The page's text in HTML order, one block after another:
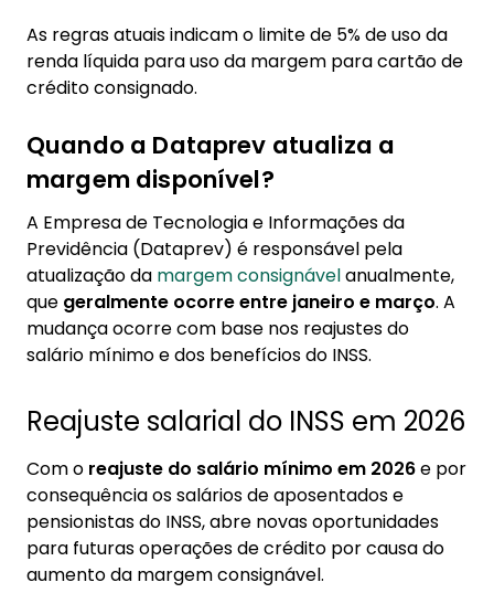
As regras atuais indicam o limite de 5% de uso da
renda líquida para uso da margem para cartão de
crédito consignado.
Quando a Dataprev atualiza a
margem disponível?
A Empresa de Tecnologia e Informações da
Previdência (Dataprev) é responsável pela
atualização da margem consignávelanualmente,
que geralmente ocorre entre janeiro e março. A
mudança ocorre com base nos reajustes do
salário mínimo e dos benefícios do INSS.
Reajuste salarial do INSS em 2026
Com o reajuste do salário mínimo em 2026e por
consequência os salários de aposentados e
pensionistas do INSS, abre novas oportunidades
para futuras operações de crédito por causa do
aumento da margem consignável.